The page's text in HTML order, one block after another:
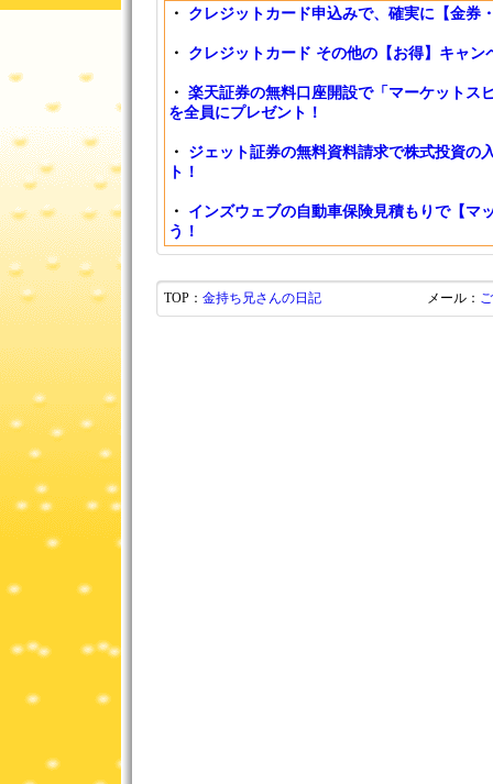
・ クレジットカード申込みで、確実に【金券
・ クレジットカード その他の【お得】キャン
・ 楽天証券の無料口座開設で「マーケットス
を全員にプレゼント！
・ ジェット証券の無料資料請求で株式投資の
ト！
・ インズウェブの自動車保険見積もりで【マ
う！
TOP： 金持ち兄さんの日記 メール：